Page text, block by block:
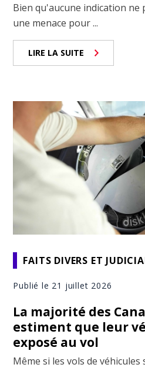
Bien qu'aucune indication ne
une menace pour ...
LIRE LA SUITE
FAITS DIVERS ET
Publié le 21 juillet 2026
La majorité des
estiment que leur
exposé au vol
Même si les vols de